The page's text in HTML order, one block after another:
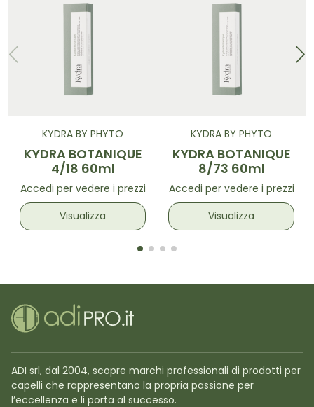
KYDRA BY PHYTO
KYDRA BOTANIQUE
4/18 60ml
Accedi per vedere i prezzi
Visualizza
KYDRA BY PHYTO
KYDRA BOTANIQUE
8/73 60ml
Accedi per vedere i prezzi
Visualizza
ADI srl, dal 2004, scopre marchi professionali di prodotti per
capelli che rappresentano la propria passione per
l’eccellenza e li porta al successo.